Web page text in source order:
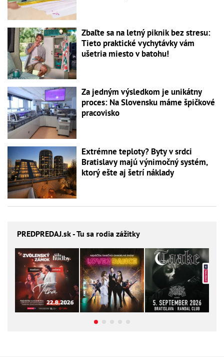
Zbaľte sa na letný piknik bez stresu:
Tieto praktické vychytávky vám
ušetria miesto v batohu!
Za jedným výsledkom je unikátny
proces: Na Slovensku máme špičkové
pracovisko
Extrémne teploty? Byty v srdci
Bratislavy majú výnimočný systém,
ktorý ešte aj šetrí náklady
PREDPREDAJ.sk - Tu sa rodia zážitky